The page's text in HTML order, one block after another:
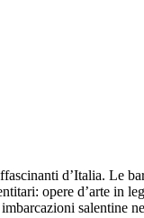
d’Italia. Le
opere d’arte in
salentine